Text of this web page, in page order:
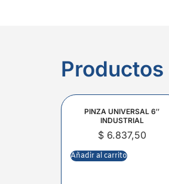
PINZA UNIVERSAL 6″
INDUSTRIAL
$6.837,50
Añadir al carrito